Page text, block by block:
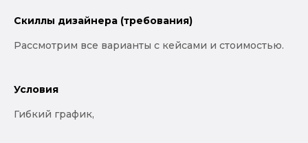
Скиллы дизайнера (требования)
Рассмотрим все варианты с кейсами и стоимостью.
Условия
Гибкий график,